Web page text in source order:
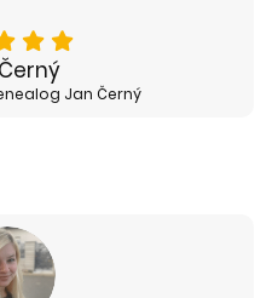
Jan Černý